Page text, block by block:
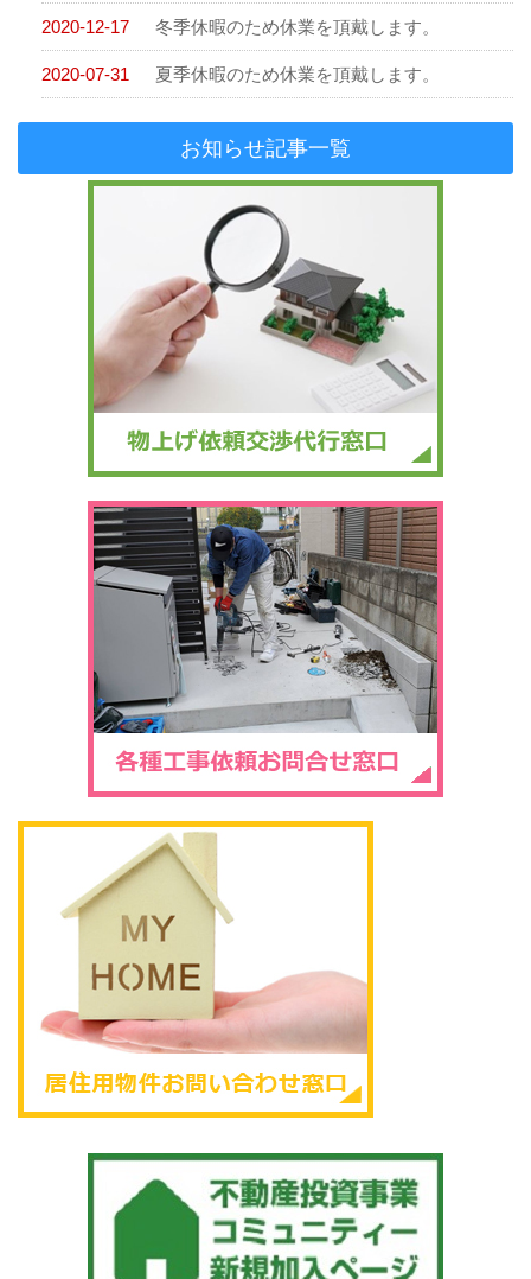
2020-12-17 冬季休暇のため休業を頂戴します。
2020-07-31 夏季休暇のため休業を頂戴します。
お知らせ記事一覧